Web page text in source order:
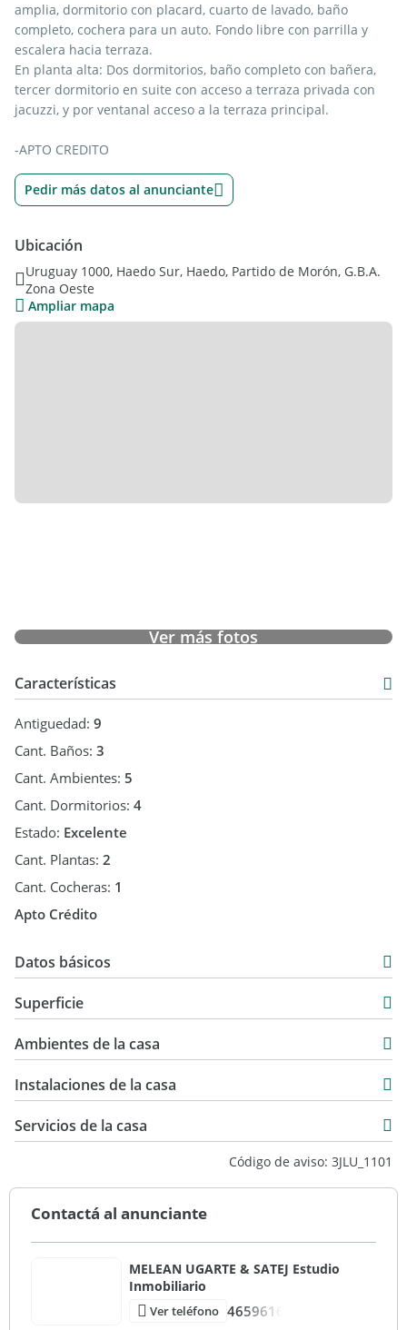
amplia, dormitorio con placard, cuarto de lavado, baño
completo, cochera para un auto. Fondo libre con parrilla y
escalera hacia terraza.
En planta alta: Dos dormitorios, baño completo con bañera,
tercer dormitorio en suite con acceso a terraza privada con
jacuzzi, y por ventanal acceso a la terraza principal.
-APTO CREDITO
Pedir más datos al anunciante
Ubicación
Uruguay 1000, Haedo Sur, Haedo, Partido de Morón, G.B.A.
Zona Oeste
Ampliar mapa
Ver más fotos
Características
Antiguedad: 9
Cant. Baños: 3
Cant. Ambientes: 5
Cant. Dormitorios: 4
Estado: Excelente
Cant. Plantas: 2
Cant. Cocheras: 1
Apto Crédito
Datos básicos
Venta
USD 260.000
Superficie
180 m2
70 m2
Ambientes de la casa
Instalaciones de la casa
Servicios de la casa
Código de aviso: 3JLU_1101
Contactá al anunciante
MELEAN UGARTE & SATEJ Estudio
Inmobiliario
Ver teléfono 4659616